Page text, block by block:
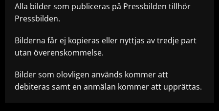
Alla bilder som publiceras på Pressbilden tillhör
Pressbilden.
Bilderna får ej kopieras eller nyttjas av tredje part
utan överenskommelse.
Bilder som olovligen används kommer att
debiteras samt en anmälan kommer att upprättas.